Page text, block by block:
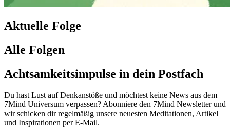
Aktuelle Folge
Alle Folgen
Achtsamkeitsimpulse in dein Postfach
Du hast Lust auf Denkanstöße und möchtest keine News aus dem
7Mind Universum verpassen? Abon­niere den 7Mind News­let­ter und
wir schicken dir regelmäßig unsere neuesten Meditationen, Artikel
und Inspirationen per E-Mail.